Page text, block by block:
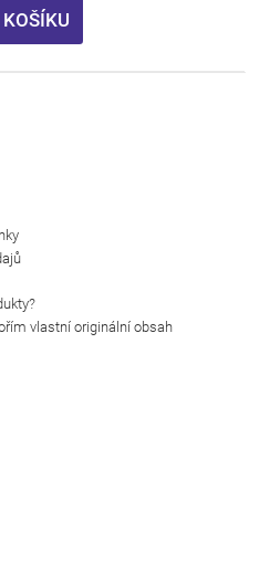
KOŠÍKU
vlastní originální obsah